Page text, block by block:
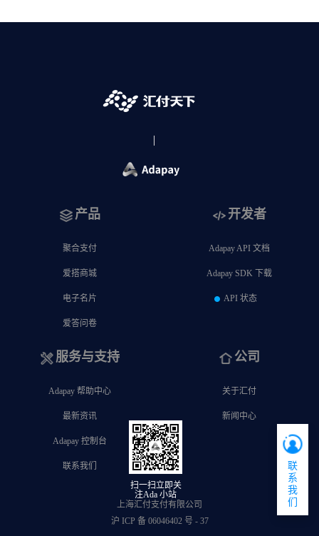
产品
聚合支付
爱搭商城
电子名片
爱答问卷
开发者
Adapay API 文档
Adapay SDK 下载
API 状态
服务与支持
Adapay 帮助中心
最新资讯
Adapay 控制台
联系我们
公司
关于汇付
新闻中心
联
系
我
们
上海汇付支付有限公司
沪 ICP 备 06046402 号 - 37
扫一扫立即关
注Ada 小站